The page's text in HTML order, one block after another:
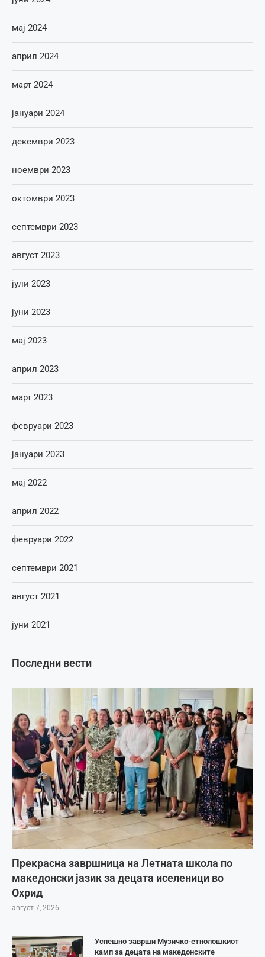
Последни вести
Прекрасна завршница на Летната школа по
македонски јазик за децата иселеници во
Охрид
август 7, 2026
Успешно заврши Музичко-етнолошкиот
камп за децата на македонските
мај 2024
април 2024
март 2024
јануари 2024
декември 2023
ноември 2023
октомври 2023
септември 2023
август 2023
јули 2023
јуни 2023
мај 2023
април 2023
март 2023
февруари 2023
јануари 2023
мај 2022
април 2022
февруари 2022
септември 2021
август 2021
јуни 2021